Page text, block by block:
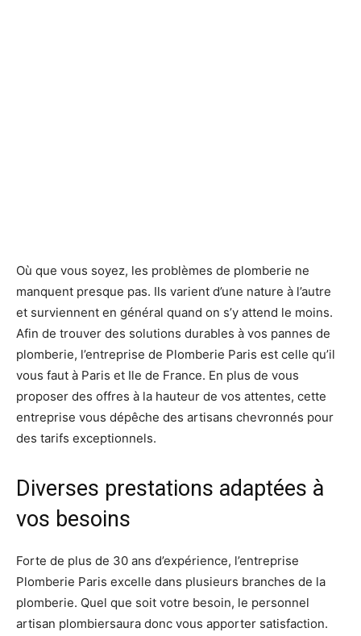
Où que vous soyez, les problèmes de plomberie ne
manquent presque pas. Ils varient d’une nature à l’autre
et surviennent en général quand on s’y attend le moins.
Afin de trouver des solutions durables à vos pannes de
plomberie, l’entreprise de Plomberie Paris est celle qu’il
vous faut à Paris et Ile de France. En plus de vous
proposer des offres à la hauteur de vos attentes, cette
entreprise vous dépêche des artisans chevronnés pour
des tarifs exceptionnels.
Diverses prestations adaptées à
vos besoins
Forte de plus de 30 ans d’expérience, l’entreprise
Plomberie Paris excelle dans plusieurs branches de la
plomberie. Quel que soit votre besoin, le personnel
artisan plombiersaura donc vous apporter satisfaction.